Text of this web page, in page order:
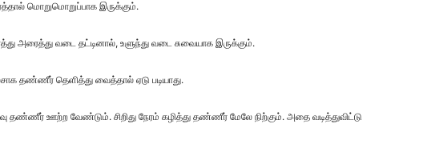
மொறுமொறுப்பாக இருக்கும்.
அரைத்து வடை தட்டினால், உளுந்து வடை சுவையாக இருக்கும்.
தண்ணீர் தெளித்து வைத்தால் ஏடு படியாது.
தண்ணீர் ஊற்ற வேண்டும். சிறிது நேரம் கழித்து தண்ணீர் மேலே நிற்கும். அதை வடித்துவிட்டு